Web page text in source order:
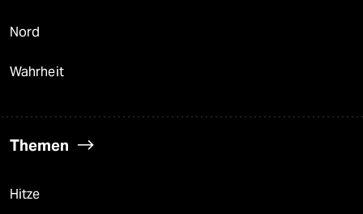
Nord
Wahrheit
Themen
Hitze